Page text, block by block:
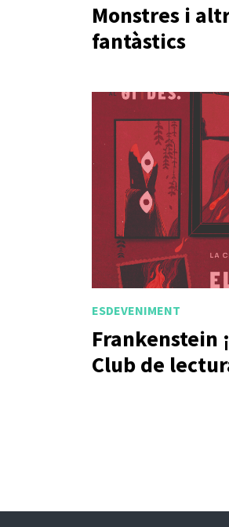
Monstres i
fantàstics
ESDEVENIMENT
Frankenstein
Club de